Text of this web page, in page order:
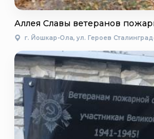
Аллея Славы ветеранов
г. Йошкар-Ола, ул. Героев